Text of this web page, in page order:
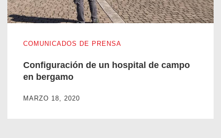
COMUNICADOS DE PRENSA
Configuración de un hospital de campo
en bergamo
MARZO 18, 2020